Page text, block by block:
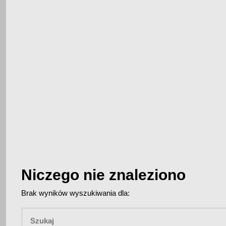
Niczego nie znaleziono
Brak wyników wyszukiwania dla: